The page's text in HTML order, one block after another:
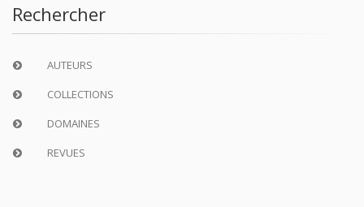
Rechercher
AUTEURS
COLLECTIONS
DOMAINES
REVUES